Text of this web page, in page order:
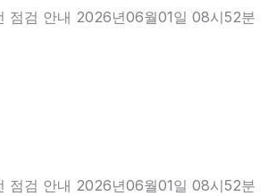
점검 안내 2026년06월01일 08시52분
점검 안내 2026년06월01일 08시52분